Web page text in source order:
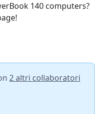
140 computers?
2 altri collaboratori